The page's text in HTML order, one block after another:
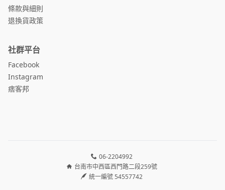
條款與細則
退換貨政策
社群平台
Facebook
Instagram
痞客邦
06-2204992
台南市中西區西門路二段259號
統一編號 54557742